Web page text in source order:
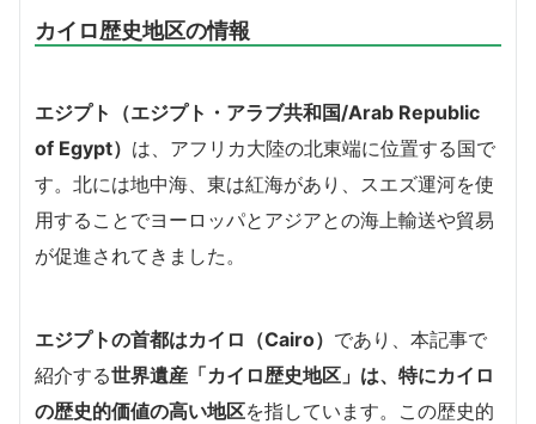
カイロ歴史地区の情報
エジプト（エジプト・アラブ共和国/Arab Republic
of Egypt） は、アフリカ大陸の北東端に位置する国で
す。北には地中海、東は紅海があり、スエズ運河を使
用することでヨーロッパとアジアとの海上輸送や貿易
が促進されてきました。
エジプトの首都はカイロ（Cairo） であり、本記事で
紹介する世界遺産「カイロ歴史地区」は、特にカイロ
の歴史的価値の高い地区を指しています。この歴史的